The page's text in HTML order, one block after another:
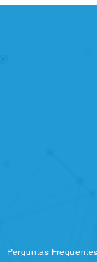
Perguntas Frequentes